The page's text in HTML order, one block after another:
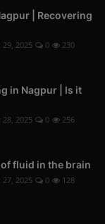
| Recovering
29, 2025 0 230
in Nagpur | Is it
28, 2025 0 256
fluid in the brain
27, 2025 0 128